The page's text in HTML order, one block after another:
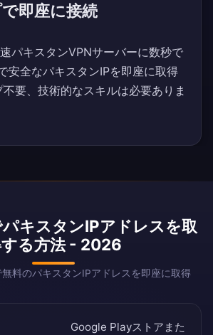
即座に接続
パキスタンVPNサーバーに数秒で
安全なパキスタンIPを即座に取得
要、技術的なスキルは必要ありま
キスタンIPアドレスを取
る方法 - 2026
料のパキスタンIPアドレスを即座に取得
Google Playストア また